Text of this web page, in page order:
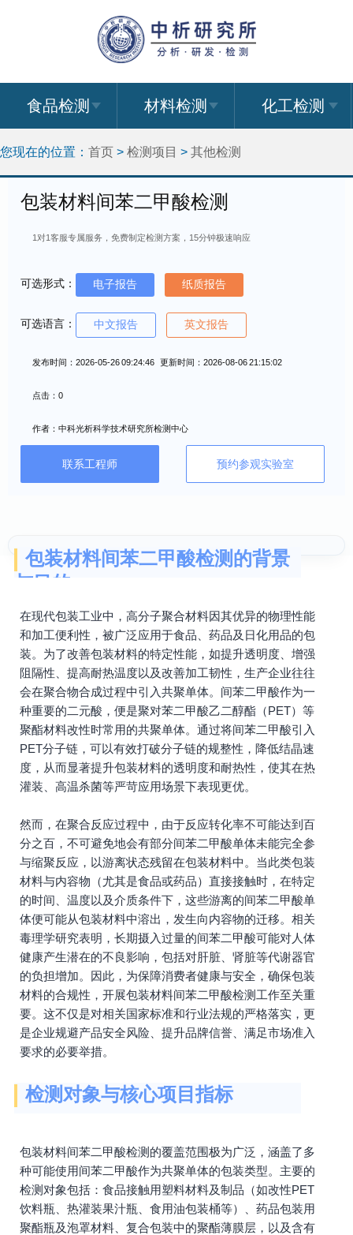
食品检测 材料检测 化工检测
您现在的位置： 首页 > 检测项目 > 其他检测
包装材料间苯二甲酸检测
1对1客服专属服务，免费制定检测方案，15分钟极速响应
可选形式： 电子报告 纸质报告
可选语言： 中文报告 英文报告
发布时间：2026-05-26 09:24:46 更新时间：2026-08-06 21:15:02
点击：0
作者：中科光析科学技术研究所检测中心
联系工程师 预约参观实验室
包装材料间苯二甲酸检测的背景
与目的
在现代包装工业中，高分子聚合材料因其优异的物理性能
和加工便利性，被广泛应用于食品、药品及日化用品的包
装。为了改善包装材料的特定性能，如提升透明度、增强
阻隔性、提高耐热温度以及改善加工韧性，生产企业往往
会在聚合物合成过程中引入共聚单体。间苯二甲酸作为一
种重要的二元酸，便是聚对苯二甲酸乙二醇酯（PET）等
聚酯材料改性时常用的共聚单体。通过将间苯二甲酸引入
PET分子链，可以有效打破分子链的规整性，降低结晶速
度，从而显著提升包装材料的透明度和耐热性，使其在热
灌装、高温杀菌等严苛应用场景下表现更优。
然而，在聚合反应过程中，由于反应转化率不可能达到百
分之百，不可避免地会有部分间苯二甲酸单体未能完全参
与缩聚反应，以游离状态残留在包装材料中。当此类包装
材料与内容物（尤其是食品或药品）直接接触时，在特定
的时间、温度以及介质条件下，这些游离的间苯二甲酸单
体便可能从包装材料中溶出，发生向内容物的迁移。相关
毒理学研究表明，长期摄入过量的间苯二甲酸可能对人体
健康产生潜在的不良影响，包括对肝脏、肾脏等代谢器官
的负担增加。因此，为保障消费者健康与安全，确保包装
材料的合规性，开展包装材料间苯二甲酸检测工作至关重
要。这不仅是对相关国家标准和行业法规的严格落实，更
是企业规避产品安全风险、提升品牌信誉、满足市场准入
要求的必要举措。
检测对象与核心项目指标
包装材料间苯二甲酸检测的覆盖范围极为广泛，涵盖了多
种可能使用间苯二甲酸作为共聚单体的包装类型。主要的
检测对象包括：食品接触用塑料材料及制品（如改性PET
饮料瓶、热灌装果汁瓶、食用油包装桶等）、药品包装用
聚酯瓶及泡罩材料、复合包装中的聚酯薄膜层，以及含有